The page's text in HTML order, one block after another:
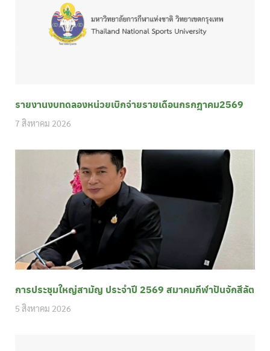
รายงานงบทดลองหน่วยเบิกจ่ายรายเดือนกรกฎาคม2569
7 สิงหาคม 2026
การประชุมใหญ่สามัญ ประจำปี 2569 สมาคมกีฬาปันจักสีลัต
5 สิงหาคม 2026